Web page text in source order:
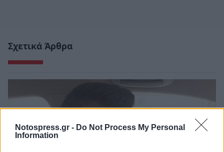
Notospress.gr - Do Not Process My Personal
Information
Σχετικά Άρθρα